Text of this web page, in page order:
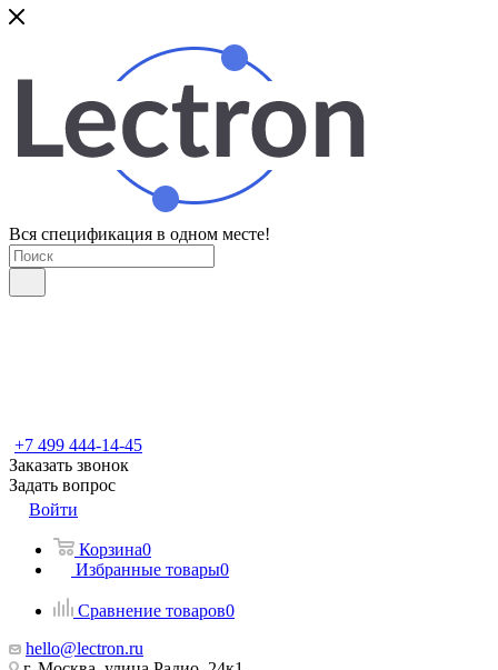
Вся спецификация в одном месте!
+7 499 444-14-45
Заказать звонок
Задать вопрос
Войти
Корзина0
Избранные товары0
Сравнение товаров0
hello@lectron.ru